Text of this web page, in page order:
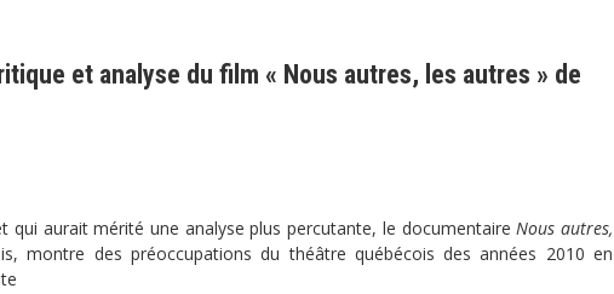
et analyse du film « Nous autres, les autres » de
qui aurait mérité une analyse plus percutante, le documentaireNous autres,
montre des préoccupations du théâtre québécois des années 2010 en